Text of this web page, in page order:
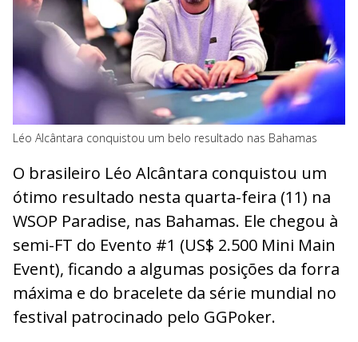
Léo Alcântara conquistou um belo resultado nas Bahamas
O brasileiro Léo Alcântara conquistou um
ótimo resultado nesta quarta-feira (11) na
WSOP Paradise, nas Bahamas. Ele chegou à
semi-FT do Evento #1 (US$ 2.500 Mini Main
Event), ficando a algumas posições da forra
máxima e do bracelete da série mundial no
festival patrocinado pelo GGPoker.